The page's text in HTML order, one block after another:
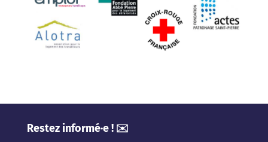
Restez informé·e ! ✉️